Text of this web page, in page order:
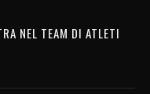
NEL TEAM DI ATLETI